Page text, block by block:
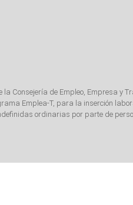
Consejería de Empleo, Empresa
Emplea-T, para la inserción
ordinarias por parte de